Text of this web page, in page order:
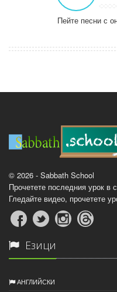
Пейте песни с
© 2026 - Sabbath School
Прочетете последния урок в
Гледайте видео, прочетете
Езици
АНГЛИЙСКИ